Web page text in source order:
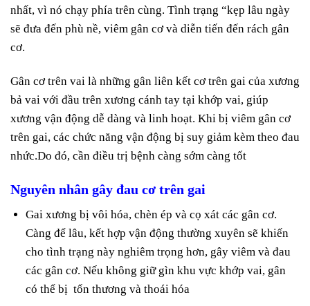
nhất, vì nó chạy phía trên cùng. Tình trạng “kẹp lâu ngày
sẽ đưa đến phù nề, viêm gân cơ và diễn tiến đến rách gân
cơ.
Gân cơ trên vai là những gân liên kết cơ trên gai của xương
bả vai với đầu trên xương cánh tay tại khớp vai, giúp
xương vận động dễ dàng và linh hoạt. Khi bị viêm gân cơ
trên gai, các chức năng vận động bị suy giảm kèm theo đau
nhức.Do đó, cần điều trị bệnh càng sớm càng tốt
Nguyên nhân gây đau cơ trên gai
Gai xương bị vôi hóa, chèn ép và cọ xát các gân cơ.
Càng để lâu, kết hợp vận động thường xuyên sẽ khiến
cho tình trạng này nghiêm trọng hơn, gây viêm và đau
các gân cơ. Nếu không giữ gìn khu vực khớp vai, gân
có thể bị tổn thương và thoái hóa